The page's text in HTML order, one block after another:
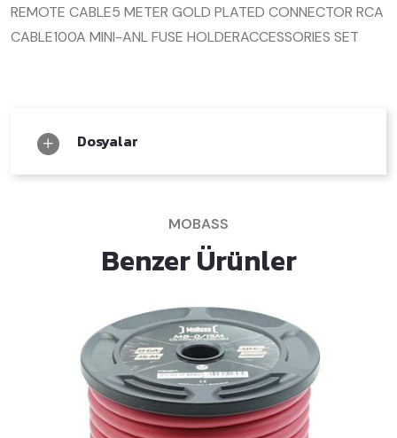
REMOTE CABLE5 METER GOLD PLATED CONNECTOR RCA
CABLE100A MINI-ANL FUSE HOLDERACCESSORIES SET
Dosyalar
MOBASS
Benzer Ürünler